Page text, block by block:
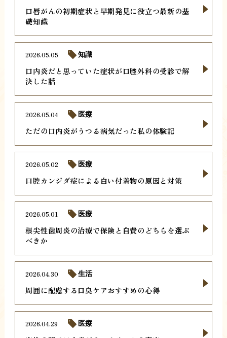
口唇がんの初期症状と早期発見に役立つ最新の基
礎知識
口内炎だと思っていた症状が口腔外科の受診で解
決した話
2026.05.05 知識
ただの口内炎がうつる病気だった私の体験記
2026.05.04 医療
口腔カンジダ症による白い付着物の原因と対策
2026.05.02 医療
根尖性歯周炎の治療で保険と自費のどちらを選ぶ
べきか
2026.05.01 医療
周囲に配慮する口臭ケアおすすめの心得
2026.04.30 生活
2026.04.29 医療